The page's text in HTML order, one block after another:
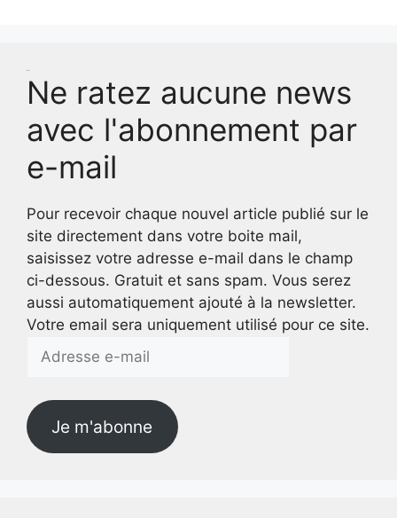
Ne ratez aucune news
avec l'abonnement par
e-mail
Pour recevoir chaque nouvel article publié sur le
site directement dans votre boite mail,
saisissez votre adresse e-mail dans le champ
ci-dessous. Gratuit et sans spam. Vous serez
aussi automatiquement ajouté à la newsletter.
Votre email sera uniquement utilisé pour ce site.
e-
Je m'abonne